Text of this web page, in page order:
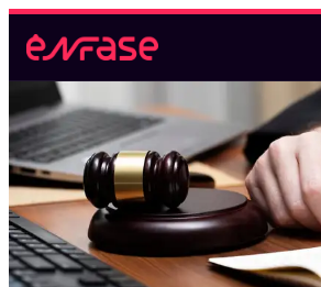
Magistratura Federal
Magistratura Federal e MPF
Magistratura Federal e Estadual